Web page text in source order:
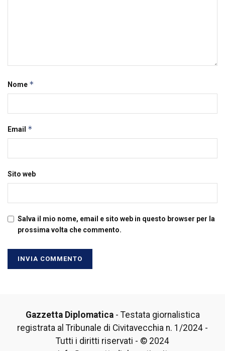
Nome *
Email *
Sito web
Salva il mio nome, email e sito web in questo browser per la
prossima volta che commento.
Gazzetta Diplomatica- Testata giornalistica
registrata al Tribunale di Civitavecchia n. 1/2024 -
Tutti i diritti riservati - © 2024